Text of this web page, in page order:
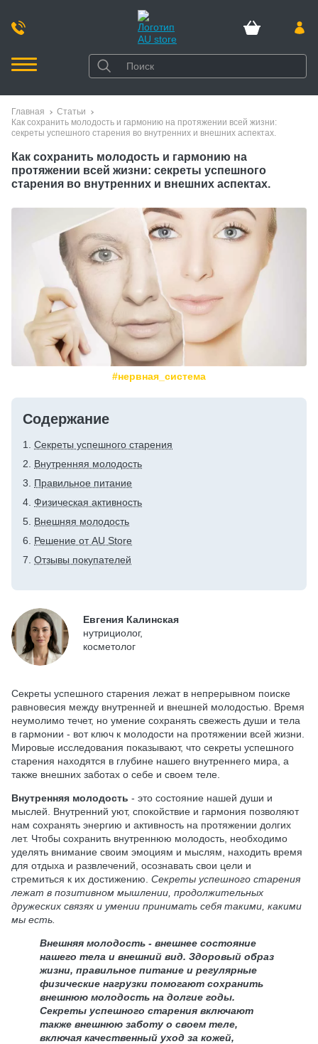
Главная
Статьи
Как сохранить молодость и гармонию на протяжении всей жизни:
секреты успешного старения во внутренних и внешних аспектах.
Как сохранить молодость и гармонию на
протяжении всей жизни: секреты успешного
старения во внутренних и внешних аспектах.
#нервная_система
Содержание
Секреты успешного старения
Внутренняя молодость
Правильное питание
Физическая активность
Внешняя молодость
Решение от AU Store
Отзывы покупателей
Евгения Калинская
нутрициолог,
косметолог
Секреты успешного старения лежат в непрерывном поиске
равновесия между внутренней и внешней молодостью. Время
неумолимо течет, но умение сохранять свежесть души и тела
в гармонии - вот ключ к молодости на протяжении всей жизни.
Мировые исследования показывают, что секреты успешного
старения находятся в глубине нашего внутреннего мира, а
также внешних заботах о себе и своем теле.
Внутренняя молодость - это состояние нашей души и
мыслей. Внутренний уют, спокойствие и гармония позволяют
нам сохранять энергию и активность на протяжении долгих
лет. Чтобы сохранить внутреннюю молодость, необходимо
уделять внимание своим эмоциям и мыслям, находить время
для отдыха и развлечений, осознавать свои цели и
стремиться к их достижению. Секреты успешного старения
лежат в позитивном мышлении, продолжительных
дружеских связях и умении принимать себя такими, какими
мы есть.
Внешняя молодость - внешнее состояние
нашего тела и внешний вид. Здоровый образ
жизни, правильное питание и регулярные
физические нагрузки помогают сохранить
внешнюю молодость на долгие годы.
Секреты успешного старения включают
также внешнюю заботу о своем теле,
включая качественный уход за кожей,